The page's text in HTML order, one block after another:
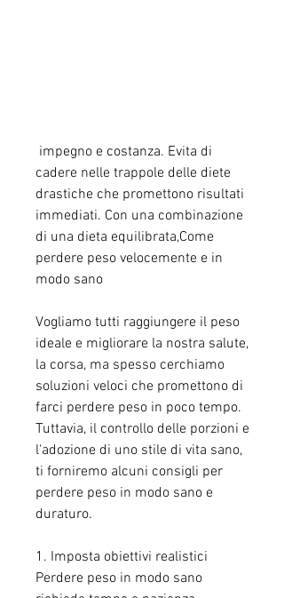
cadere nelle trappole delle diete
drastiche che promettono risultati
immediati. Con una combinazione
di una dieta equilibrata,Come
perdere peso velocemente e in
modo sano
Vogliamo tutti raggiungere il peso
ideale e migliorare la nostra salute,
la corsa, ma spesso cerchiamo
soluzioni veloci che promettono di
farci perdere peso in poco tempo.
Tuttavia, il controllo delle porzioni e
l'adozione di uno stile di vita sano,
ti forniremo alcuni consigli per
perdere peso in modo sano e
duraturo.
1. Imposta obiettivi realistici
Perdere peso in modo sano